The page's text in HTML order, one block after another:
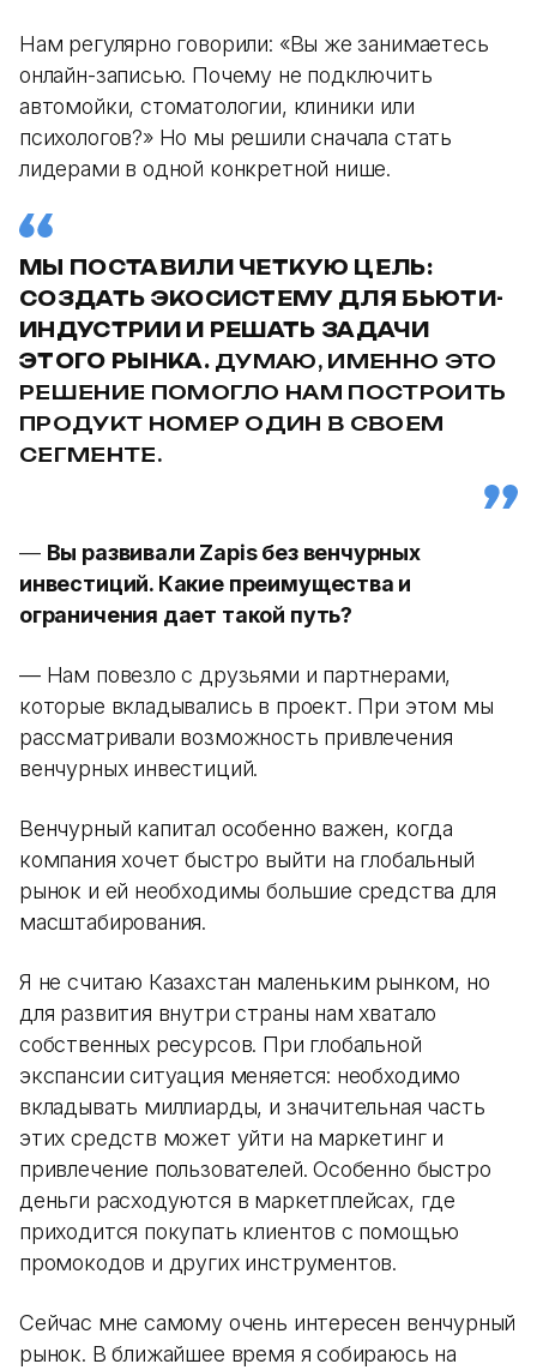
Нам регулярно говорили: «Вы же занимаетесь
онлайн-записью. Почему не подключить
автомойки, стоматологии, клиники или
психологов?» Но мы решили сначала стать
лидерами в одной конкретной нише.
МЫ ПОСТАВИЛИ ЧЕТКУЮ ЦЕЛЬ:
СОЗДАТЬ ЭКОСИСТЕМУ ДЛЯ БЬЮТИ-
ИНДУСТРИИ И РЕШАТЬ ЗАДАЧИ
ЭТОГО РЫНКА. ДУМАЮ, ИМЕННО ЭТО
РЕШЕНИЕ ПОМОГЛО НАМ ПОСТРОИТЬ
ПРОДУКТ НОМЕР ОДИН В СВОЕМ
СЕГМЕНТЕ.
— Вы развивали Zapis без венчурных
инвестиций. Какие преимущества и
ограничения дает такой путь?
— Нам повезло с друзьями и партнерами,
которые вкладывались в проект. При этом мы
рассматривали возможность привлечения
венчурных инвестиций.
Венчурный капитал особенно важен, когда
компания хочет быстро выйти на глобальный
рынок и ей необходимы большие средства для
масштабирования.
Я не считаю Казахстан маленьким рынком, но
для развития внутри страны нам хватало
собственных ресурсов. При глобальной
экспансии ситуация меняется: необходимо
вкладывать миллиарды, и значительная часть
этих средств может уйти на маркетинг и
привлечение пользователей. Особенно быстро
деньги расходуются в маркетплейсах, где
приходится покупать клиентов с помощью
промокодов и других инструментов.
Сейчас мне самому очень интересен венчурный
рынок. В ближайшее время я собираюсь на